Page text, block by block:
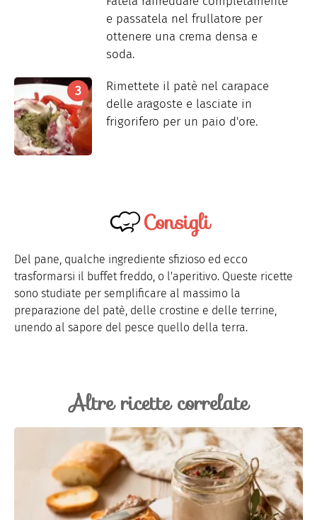
e passatela nel frullatore per
ottenere una crema densa e
soda.
Rimettete il patè nel carapace
delle aragoste e lasciate in
frigorifero per un paio d'ore.
Consigli
Del pane, qualche ingrediente sfizioso ed ecco
trasformarsi il buffet freddo, o l'aperitivo. Queste ricette
sono studiate per semplificare al massimo la
preparazione del patè, delle crostine e delle terrine,
unendo al sapore del pesce quello della terra.
Altre ricette correlate